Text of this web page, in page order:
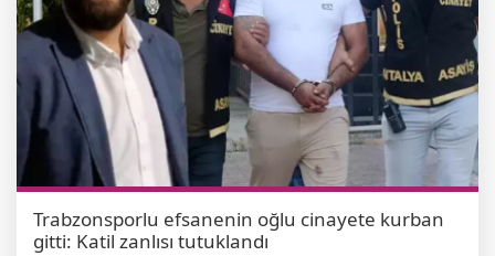
Trabzonsporlu efsanenin oğlu cinayete kurban
gitti: Katil zanlısı tutuklandı